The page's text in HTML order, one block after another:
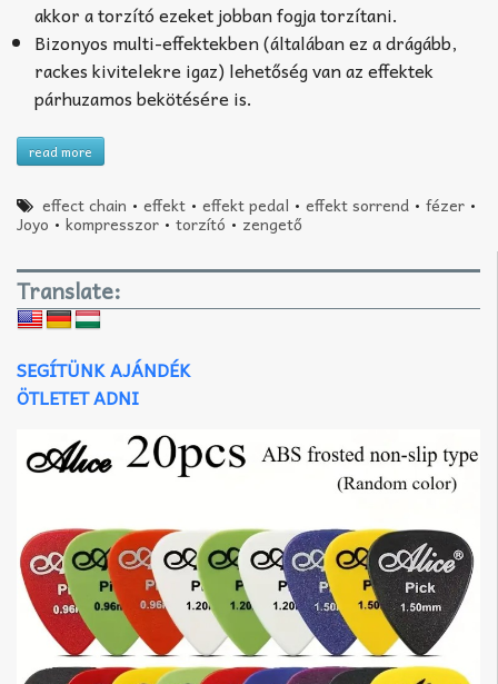
akkor a torzító ezeket jobban fogja torzítani.
Bizonyos multi-effektekben (általában ez a drágább,
rackes kivitelekre igaz) lehetőség van az effektek
párhuzamos bekötésére is.
read more
effect chain •effekt •effekt pedal •effekt sorrend •fézer •
Joyo • kompresszor • torzító • zengető
Translate:
SEGÍTÜNK AJÁNDÉK
ÖTLETET ADNI